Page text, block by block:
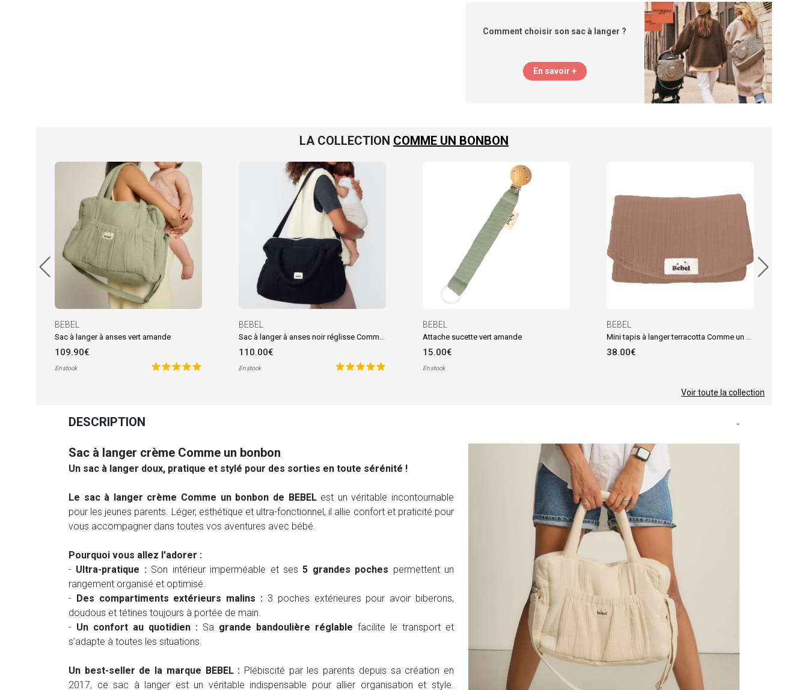
Comment choisir son sac à langer ?
En savoir +
LA COLLECTION COMME UN BONBON
BEBEL
Sac à langer à anses vert amande
109.90€
En stock
BEBEL
110.00€
En stock
BEBEL
Attache sucette vert amande
15.00€
En stock
BEBEL
38.00€
Voir toute la collection
DESCRIPTION -
Sac à langer crème Comme un bonbon
Un sac à langer doux, pratique et stylé pour des sorties en toute sérénité !
Le sac à langer crème Comme un bonbon de BEBELest un véritable incontournable
pour les jeunes parents. Léger, esthétique et ultra-fonctionnel, il allie confort et praticité pour
vous accompagner dans toutes vos aventures avec bébé.
Pourquoi vous allez l'adorer :
- Ultra-pratique :Son intérieur imperméable et ses5 grandes poches permettent un
rangement organisé et optimisé.
- Des compartiments extérieurs malins : 3 poches extérieures pour avoir biberons,
doudous et tétines toujours à portée de main.
- Un confort au quotidien : Sa grande bandoulière réglable facilite le transport et
s’adapte à toutes les situations.
Un best-seller de la marque BEBEL : Plébiscité par les parents depuis sa création en
2017, ce sac à langer est un véritable indispensable pour allier organisation et style.